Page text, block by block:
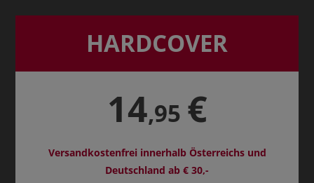
HARDCOVER
14,95 €
Versandkostenfrei innerhalb Österreichs und
Deutschland ab € 30,-